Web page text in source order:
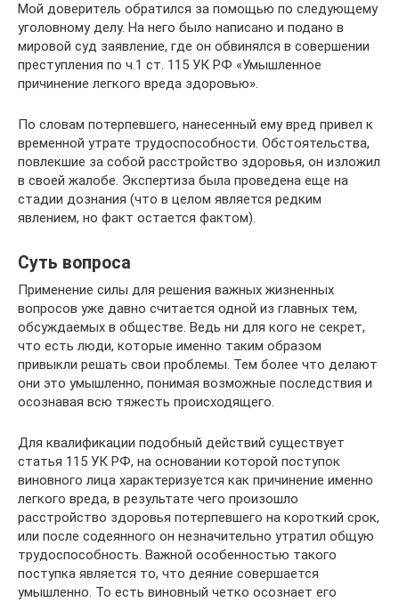
Мой доверитель обратился за помощью по следующему
уголовному делу. На него было написано и подано в
мировой суд заявление, где он обвинялся в совершении
преступления по ч.1 ст. 115 УК РФ «Умышленное
причинение легкого вреда здоровью».
По словам потерпевшего, нанесенный ему вред привел к
временной утрате трудоспособности. Обстоятельства,
повлекшие за собой расстройство здоровья, он изложил
в своей жалобе. Экспертиза была проведена еще на
стадии дознания (что в целом является редким
явлением, но факт остается фактом).
Суть вопроса
Применение силы для решения важных жизненных
вопросов уже давно считается одной из главных тем,
обсуждаемых в обществе. Ведь ни для кого не секрет,
что есть люди, которые именно таким образом
привыкли решать свои проблемы. Тем более что делают
они это умышленно, понимая возможные последствия и
осознавая всю тяжесть происходящего.
Для квалификации подобный действий существует
статья 115 УК РФ, на основании которой поступок
виновного лица характеризуется как причинение именно
легкого вреда, в результате чего произошло
расстройство здоровья потерпевшего на короткий срок,
или после содеянного он незначительно утратил общую
трудоспособность. Важной особенностью такого
поступка является то, что деяние совершается
умышленно. То есть виновный четко осознает его